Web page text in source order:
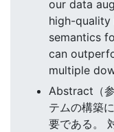
our data
high-
semantics
can
multiple
Abstract（
テムの構築
要である。